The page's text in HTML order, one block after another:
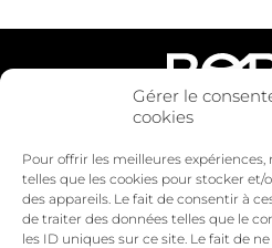
Gérer le
cookies
Pour offrir les meilleures
telles que les cookies pour stocker
des appareils. Le fait de consentir à
de traiter des données telles que le
les ID uniques sur ce site. Le fait de
53 avenue
69009
contact@bobi-